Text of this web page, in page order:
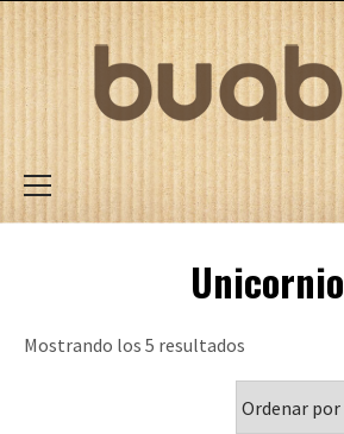
Saltar
contenido
BPA Free Eco-Friendly Zero Waste
Menú
principal
Unicornio
Mostrando los 5 resultados